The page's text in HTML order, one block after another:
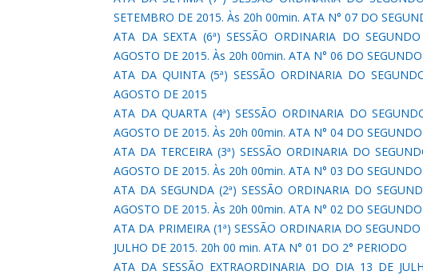
SETEMBRO DE 2015. Às 20h 00min. ATA N° 07 DO
ATA DA SEXTA (6ª) SESSÃO ORDINARIA DO
AGOSTO DE 2015. Às 20h 00min. ATA N° 06 DO
ATA DA QUINTA (5ª) SESSÃO ORDINARIA DO
AGOSTO DE 2015
ATA DA QUARTA (4ª) SESSÃO ORDINARIA DO
AGOSTO DE 2015. Às 20h 00min. ATA N° 04 DO
ATA DA TERCEIRA (3ª) SESSÃO ORDINARIA DO
AGOSTO DE 2015. Às 20h 00min. ATA N° 03 DO
ATA DA SEGUNDA (2ª) SESSÃO ORDINARIA DO
AGOSTO DE 2015. Às 20h 00min. ATA N° 02 DO
ATA DA PRIMEIRA (1ª) SESSÃO ORDINARIA DO
JULHO DE 2015. 20h 00 min. ATA N° 01 DO 2° PERIODO
ATA DA SESSÃO EXTRAORDINARIA DO DIA 13 DE